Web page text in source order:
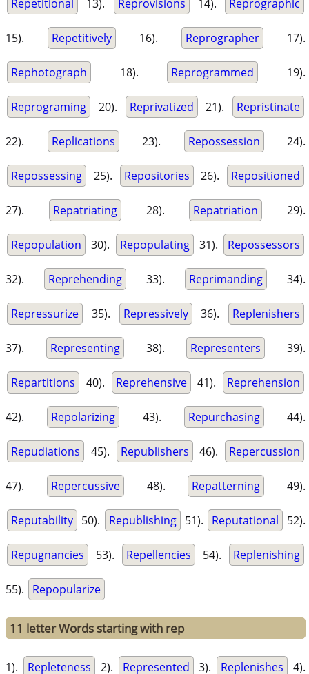
Repetitional 13). Reprovisions 14). Reprographic
15). Repetitively 16). Reprographer 17).
Rephotograph 18). Reprogrammed 19).
Reprograming 20). Reprivatized 21). Repristinate
22). Replications 23). Repossession 24).
Repossessing 25). Repositories 26). Repositioned
27). Repatriating 28). Repatriation 29).
Repopulation 30). Repopulating 31). Repossessors
32). Reprehending 33). Reprimanding 34).
Repressurize 35). Repressively 36). Replenishers
37). Representing 38). Representers 39).
Repartitions 40). Reprehensive 41). Reprehension
42). Repolarizing 43). Repurchasing 44).
Repudiations 45). Republishers 46). Repercussion
47). Repercussive 48). Repatterning 49).
Reputability 50). Republishing 51). Reputational 52).
Repugnancies 53). Repellencies 54). Replenishing
55). Repopularize
11 letter Words starting with rep
1). Repleteness 2). Represented 3). Replenishes 4).